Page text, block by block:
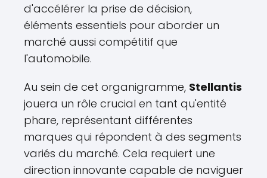
d'accélérer la prise de décision,
éléments essentiels pour aborder un
marché aussi compétitif que
l'automobile.
Au sein de cet organigramme, Stellantis
jouera un rôle crucial en tant qu'entité
phare, représentant différentes
marques qui répondent à des segments
variés du marché. Cela requiert une
direction innovante capable de naviguer